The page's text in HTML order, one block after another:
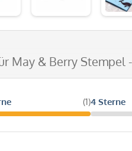
May & Berry Stempel
(1)4 Sterne